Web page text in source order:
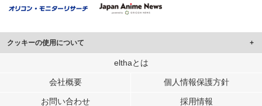
クッキーの使用について
このサイトでは Cookie を使用して、ユーザーに合わせたコンテンツや広告の
行っています。
メディアや広告配信、データ解析の各パートナーに提供しています。
elthaとは
会社概要 個人情報保護方針
お問い合わせ 採用情報